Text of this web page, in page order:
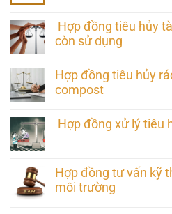
Hợp đồng tiêu hủy
còn sử dụng
Hợp đồng tiêu hủy
compost
Hợp đồng xử lý tiêu
Hợp đồng tư vấn kỹ
môi trường